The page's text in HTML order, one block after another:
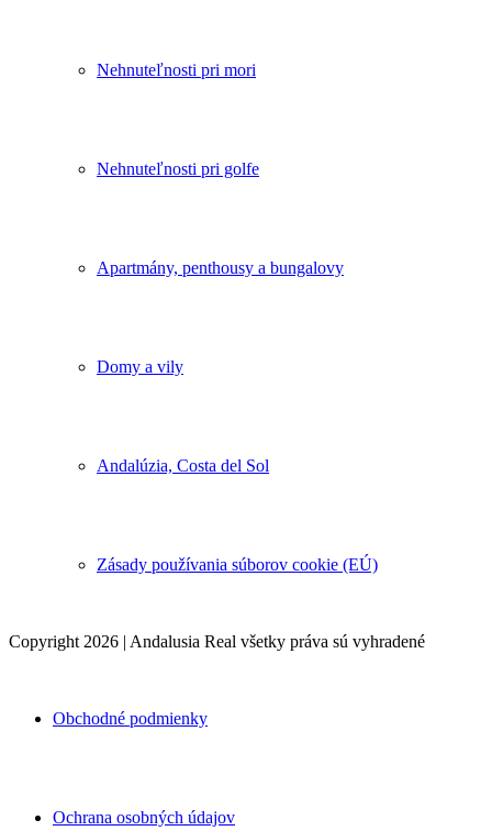
Nehnuteľnosti pri mori
Nehnuteľnosti pri golfe
Apartmány, penthousy a bungalovy
Domy a vily
Andalúzia, Costa del Sol
Zásady používania súborov cookie (EÚ)
Copyright 2026 | Andalusia Real všetky práva sú vyhradené
Obchodné podmienky
Ochrana osobných údajov